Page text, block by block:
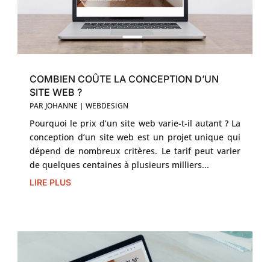
COMBIEN COÛTE LA CONCEPTION D’UN
SITE WEB ?
PAR JOHANNE | WEBDESIGN
Pourquoi le prix d’un site web varie-t-il autant ? La
conception d’un site web est un projet unique qui
dépend de nombreux critères. Le tarif peut varier
de quelques centaines à plusieurs milliers...
LIRE PLUS